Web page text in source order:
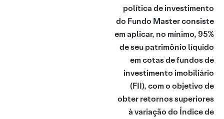
política de investimento
do Fundo Master consiste
em aplicar, no mínimo, 95%
de seu patrimônio líquido
em cotas de fundos de
investimento imobiliário
(FII), com o objetivo de
obter retornos superiores
à variação do Índice de